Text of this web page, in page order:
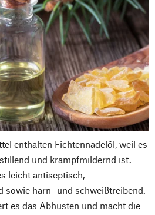
enthalten Fichtennadelöl, weil es
und krampfmildernd ist.
leicht antiseptisch,
harn- und schweißtreibend.
es das Abhusten und macht die